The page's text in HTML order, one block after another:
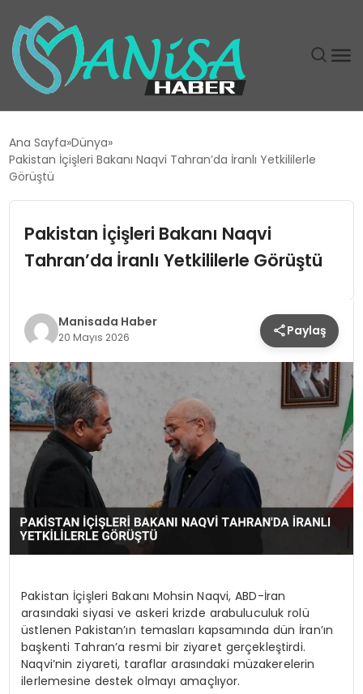
EĞITIM
GÜNDEM
SIYASET
SPOR
TEKNOLOJI
YAŞAM
Ana Sayfa Dünya
Pakistan İçişleri Bakanı Naqvi Tahran’da İranlı Yetkililerle
Görüştü
Pakistan İçişleri Bakanı Naqvi
Tahran’da İranlı Yetkililerle Görüştü
Manisada Haber
20 Mayıs 2026 Paylaş
Pakistan İçişleri Bakanı Mohsin Naqvi, ABD-İran
arasındaki siyasi ve askeri krizde arabuluculuk rolü
üstlenen Pakistan’ın temasları kapsamında dün İran’ın
başkenti Tahran’a resmi bir ziyaret gerçekleştirdi.
Naqvi’nin ziyareti, taraflar arasındaki müzakerelerin
ilerlemesine destek olmayı amaçlıyor.